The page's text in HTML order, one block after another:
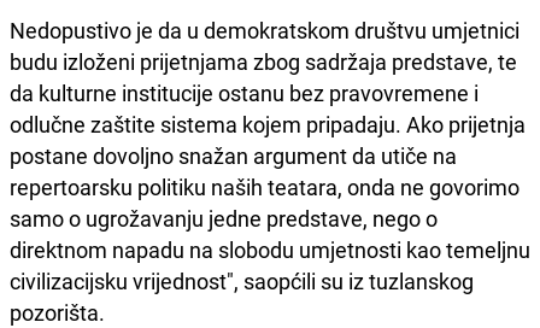
Nedopustivo je da u demokratskom društvu umjetnici
budu izloženi prijetnjama zbog sadržaja predstave, te
da kulturne institucije ostanu bez pravovremene i
odlučne zaštite sistema kojem pripadaju. Ako prijetnja
postane dovoljno snažan argument da utiče na
repertoarsku politiku naših teatara, onda ne govorimo
samo o ugrožavanju jedne predstave, nego o
direktnom napadu na slobodu umjetnosti kao temeljnu
civilizacijsku vrijednost", saopćili su iz tuzlanskog
pozorišta.